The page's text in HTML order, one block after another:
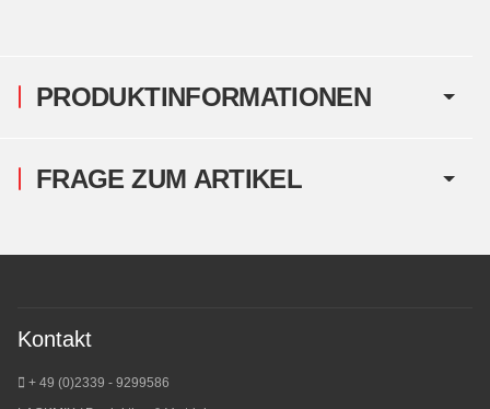
PRODUKTINFORMATIONEN
FRAGE ZUM ARTIKEL
Kontakt
+ 49 (0)2339 - 9299586